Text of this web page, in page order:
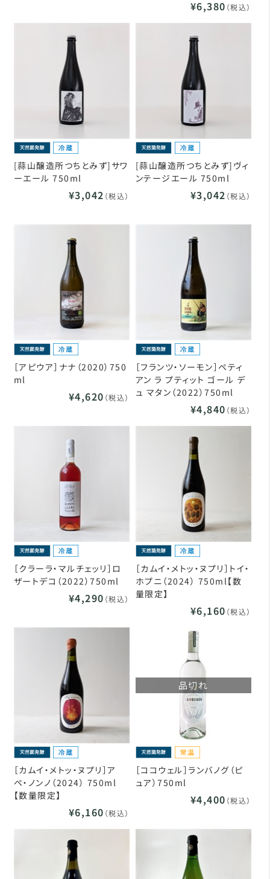
¥6,380 （税込）
[蒜山醸造所つちとみず]サワ
ーエール 750ml
¥3,042 （税込）
[蒜山醸造所つちとみず]ヴィ
ンテージエール 750ml
¥3,042 （税込）
［アピウア］ナナ（2020）750
ml
¥4,620 （税込）
［フランツ・ソーモン］ペティ
アン ラ プティット ゴール デ
ュ マタン（2022）750ml
¥4,840 （税込）
［クラーラ・マルチェッリ］ロ
ザートデコ（2022）750ml
¥4,290 （税込）
［カムイ・メトッ・ヌプリ］トイ・
ホプニ（2024） 750ml【数
量限定】
¥6,160 （税込）
［カムイ・メトッ・ヌプリ］ア
ペ・ノンノ（2024） 750ml
【数量限定】
¥6,160 （税込）
品切れ
［ココウェル］ランバノグ（ピ
ュア）750ml
¥4,400 （税込）